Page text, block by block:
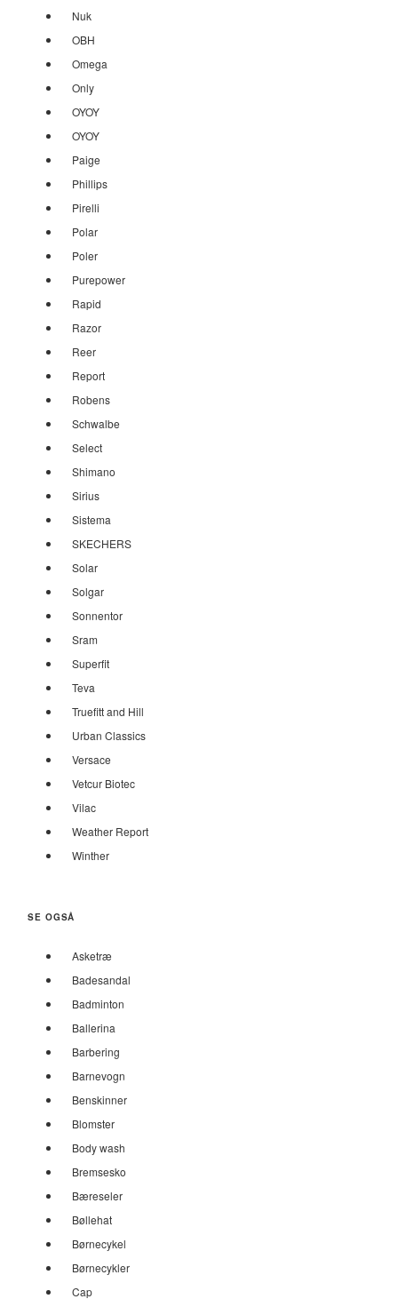
Nuk
OBH
Omega
Only
OYOY
OYOY
Paige
Phillips
Pirelli
Polar
Poler
Purepower
Rapid
Razor
Reer
Report
Robens
Schwalbe
Select
Shimano
Sirius
Sistema
SKECHERS
Solar
Solgar
Sonnentor
Sram
Superfit
Teva
Truefitt and Hill
Urban Classics
Versace
Vetcur Biotec
Vilac
Weather Report
Winther
SE OGSÅ
Asketræ
Badesandal
Badminton
Ballerina
Barbering
Barnevogn
Benskinner
Blomster
Body wash
Bremsesko
Bæreseler
Bøllehat
Børnecykel
Børnecykler
Cap